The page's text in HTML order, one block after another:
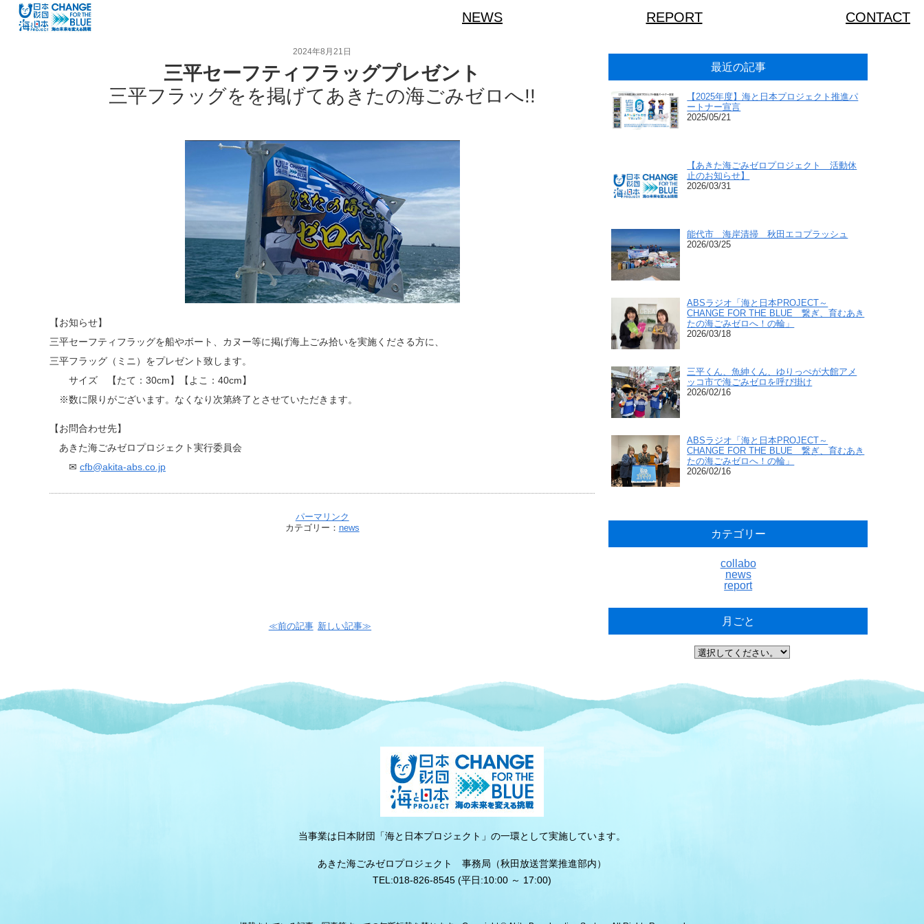
NEWS REPORT CONTACT
2024年8月21日
三平セーフティフラッグプレゼント
三平フラッグをを掲げてあきたの海ごみゼロへ!!
【お知らせ】
三平セーフティフラッグを船やボート、カヌー等に掲げ海上ごみ拾いを実施くださる方に、
三平フラッグ（ミニ）をプレゼント致します。
サイズ 【たて：30cm】【よこ：40cm】
※数に限りがございます。なくなり次第終了とさせていただきます。
【お問合わせ先】
あきた海ごみゼロプロジェクト実行委員会
✉ cfb@akita-abs.co.jp
パーマリンク
カテゴリー： news
≪前の記事 新しい記事≫
最近の記事
【2025年度】海と日本プロジェクト推進パ
ートナー宣言
2025/05/21
【あきた海ごみゼロプロジェクト 活動休
止のお知らせ】
2026/03/31
能代市 海岸清掃 秋田エコプラッシュ
2026/03/25
ABSラジオ「海と日本PROJECT～
CHANGE FOR THE BLUE 繋ぎ、育むあき
たの海ごみゼロへ！の輪」
2026/03/18
三平くん、魚紳くん、ゆりっぺが大館アメ
ッコ市で海ごみゼロを呼び掛け
2026/02/16
ABSラジオ「海と日本PROJECT～
CHANGE FOR THE BLUE 繋ぎ、育むあき
たの海ごみゼロへ！の輪」
2026/02/16
カテゴリー
collabo
news
report
月ごと
当事業は日本財団「海と日本プロジェクト」の一環として実施しています。
あきた海ごみゼロプロジェクト 事務局（秋田放送営業推進部内）
TEL:018-826-8545 (平日:10:00 ～ 17:00)